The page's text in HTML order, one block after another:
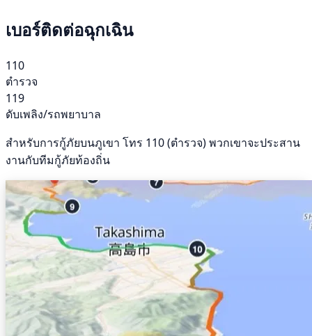
เบอร์ติดต่อฉุกเฉิน
110
ตำรวจ
119
ดับเพลิง/รถพยาบาล
สำหรับการกู้ภัยบนภูเขา โทร 110 (ตำรวจ) พวกเขาจะประสาน
งานกับทีมกู้ภัยท้องถิ่น